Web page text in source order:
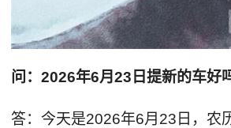
问：2026年6月23日提新的车好
答：今天是2026年6月23日，农